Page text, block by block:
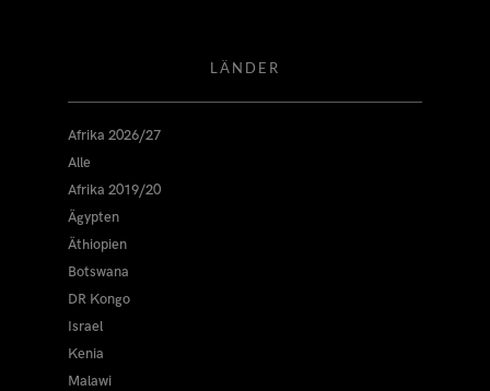
LÄNDER
Afrika 2026/27
Alle
Afrika 2019/20
Ägypten
Äthiopien
Botswana
DR Kongo
Israel
Kenia
Malawi